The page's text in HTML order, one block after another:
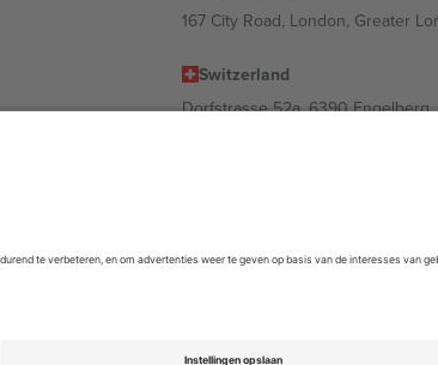
167 City Road, London, Greater
Switzerland
Dorfstrasse 52a, 6390 Engelberg,
CDMX, Mexico
© 2026 Ticombo. Alle rechten voorbehouden.